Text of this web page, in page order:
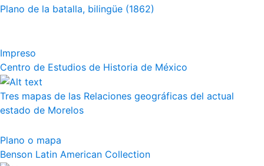
Plano de la batalla, bilingüe (1862)
Impreso
Centro de Estudios de Historia de México
Tres mapas de las Relaciones geográficas del actual
estado de Morelos
Plano o mapa
Benson Latin American Collection